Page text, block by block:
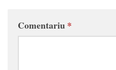
Comentariu*